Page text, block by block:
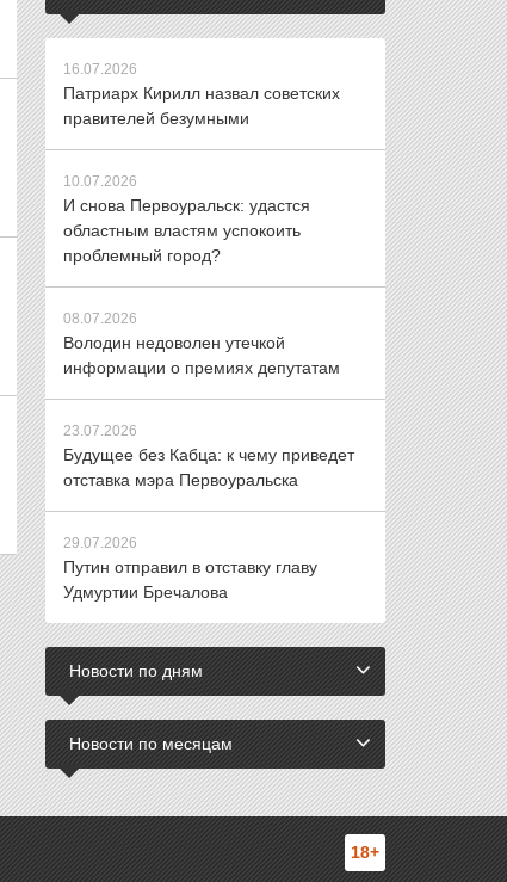
16.07.2026
Патриарх Кирилл назвал советских
правителей безумными
10.07.2026
И снова Первоуральск: удастся
областным властям успокоить
проблемный город?
08.07.2026
Володин недоволен утечкой
информации о премиях депутатам
23.07.2026
Будущее без Кабца: к чему приведет
отставка мэра Первоуральска
29.07.2026
Путин отправил в отставку главу
Удмуртии Бречалова
Новости по дням
Новости по месяцам
18+